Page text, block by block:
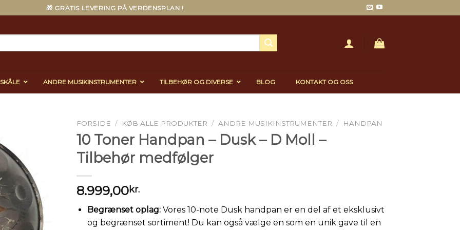
🎁 GRATIS LEVERING PÅ VERDENSPLAN !
ANDRE MUSIKINSTRUMENTER TILBEHØR OG DIVERSE BLOG KONTAKT OG OSS
FORSIDE / KØB ALLE PRODUKTER / ANDRE MUSIKINSTRUMENTER / HANDPAN
10 Toner Handpan – Dusk – D Moll –
Tilbehør medfølger
8.999,00kr.
Begrænset oplag:Vores 10-note Dusk handpan er en del af et eksklusivt
og begrænset sortiment! Du kan også vælge en som en unik gave til en